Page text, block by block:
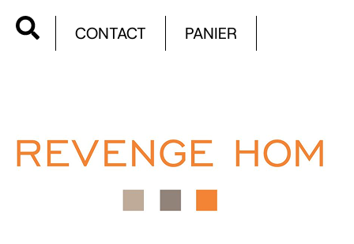
CONTACT PANIER